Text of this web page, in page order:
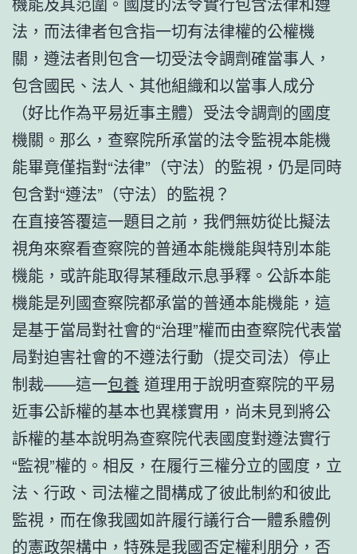
法，而法律者包含指一切有法律權的公權機
關，遵法者則包含一切受法令調劑確當事人，
包含國民、法人、其他組織和以當事人成分
（好比作為平易近事主體）受法令調劑的國度
機關。那么，查察院所承當的法令監視本能機
能畢竟僅指對“法律”（守法）的監視，仍是同時
包含對“遵法”（守法）的監視？
在直接答覆這一題目之前，我們無妨從比擬法
視角來察看查察院的普通本能機能與特別本能
機能，或許能取得某種啟示息爭釋。公訴本能
機能是列國查察院都承當的普通本能機能，這
是基于當局對社會的“治理”權而由查察院代表當
局對迫害社會的不遵法行動（提交司法）停止
制裁——這一包養 道理用于說明查察院的平易
近事公訴權的基本也異樣實用，尚未見到將公
訴權的基本說明為查察院代表國度對遵法實行
“監視”權的。相反，在履行三權分立的國度，立
法、行政、司法權之間構成了彼此制約和彼此
監視，而在像我國如許履行議行合一體系體例
的憲政架構中，特殊是我國否定權利朋分，否